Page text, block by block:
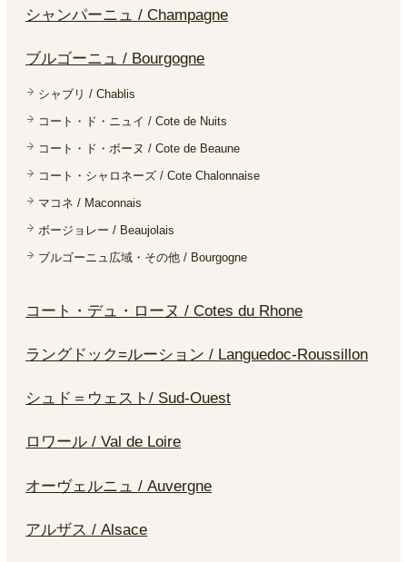
シャンパーニュ / Champagne
ブルゴーニュ / Bourgogne
シャブリ / Chablis
コート・ド・ニュイ / Cote de Nuits
コート・ド・ボーヌ / Cote de Beaune
コート・シャロネーズ / Cote Chalonnaise
マコネ / Maconnais
ボージョレー / Beaujolais
ブルゴーニュ広域・その他 / Bourgogne
コート・デュ・ローヌ / Cotes du Rhone
ラングドック=ルーション / Languedoc-Roussillon
シュド＝ウェスト/ Sud-Ouest
ロワール / Val de Loire
オーヴェルニュ / Auvergne
アルザス / Alsace